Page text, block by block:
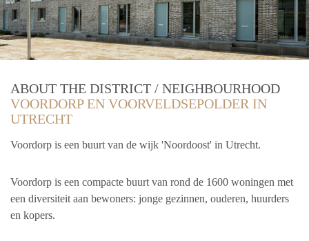
ABOUT THE DISTRICT / NEIGHBOURHOOD
VOORDORP EN VOORVELDSEPOLDER IN
UTRECHT
Voordorp is een buurt van de wijk 'Noordoost' in Utrecht.
Voordorp is een compacte buurt van rond de 1600 woningen met
een diversiteit aan bewoners: jonge gezinnen, ouderen, huurders
en kopers.